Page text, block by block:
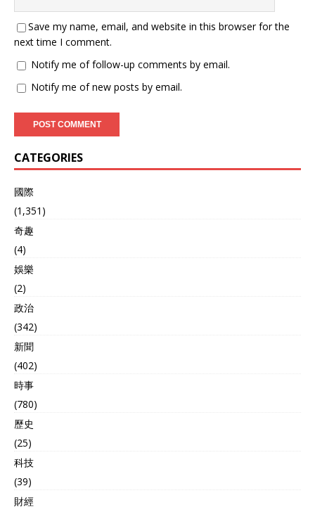
大经济体，那么加拿大到底
做了什么事情呢？ 前段时
间，美国将加拿大输美商品
关税税率从25%上调至
友的做法，一众国家纷纷选
外，恰恰验证了那句话：别
人对我伸拳头，我当别人递
开启之后，国内情况就相当
做出了一些“反制”手段，让
啃，可到最后发现，一切似
乎都是“假象”。 美国对加拿
大“下刀子”，加拿大对中国
态度强硬？柿子挑软的捏？
在关税大战开展之后，中国
表示愿意与加拿大开展谈
判，加拿大置之不理。 实际
上，加拿大国内情况一团乱
麻，农产品本就是薄利多
销，全靠量累积，如果大幅
消”不起。 中国面对关税大
战，对待加拿大态度一如既
往，这也让加拿大能够高枕
无忧，毕竟中国实在是一个
需求大国。 后续，加拿大态
度发生转变，虽然不似之前
强硬，但却玩起了当面一套
背后一套的把戏，甚至多次
在公开场合指责中国在“内
政”方面处理办法“不当”，多
Save my name, email, and website in this browser for the
next time I comment.
Notify me of follow-up comments by email.
Notify me of new posts by email.
CATEGORIES
國際
(1,351)
奇趣
(4)
娛樂
(2)
政治
(342)
新聞
(402)
時事
(780)
歷史
(25)
科技
(39)
財經